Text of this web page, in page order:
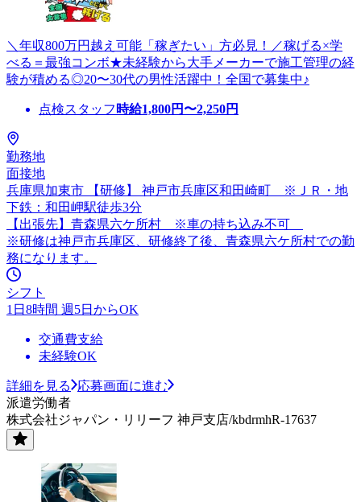
＼年収800万円越え可能「稼ぎたい」方必見！／稼げる×学
べる＝最強コンボ★未経験から大手メーカーで施工管理の経
験が積める◎20〜30代の男性活躍中！全国で募集中♪
点検スタッフ 時給1,800円〜2,250円
勤務地
面接地
兵庫県加東市 【研修】 神戸市兵庫区和田崎町 ※ＪＲ・地
下鉄：和田岬駅徒歩3分
【出張先】青森県六ケ所村 ※車の持ち込み不可
※研修は神戸市兵庫区、研修終了後、青森県六ケ所村での勤
務になります。
シフト
1日8時間 週5日からOK
交通費支給
未経験OK
詳細を見る
応募画面に進む
派遣労働者
株式会社ジャパン・リリーフ 神戸支店/kbdrmhR-17637